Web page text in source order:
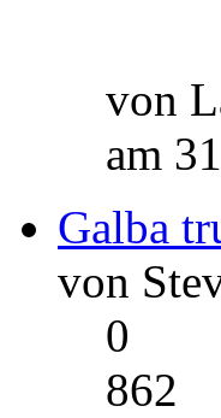
von
am
Galba
von
0
862